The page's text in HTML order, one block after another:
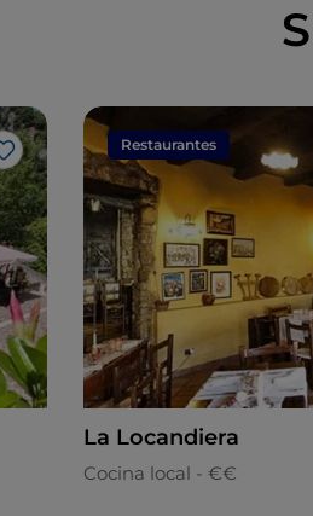
Me gusta
Restaurantes
La Locandiera
Cocina local - €€